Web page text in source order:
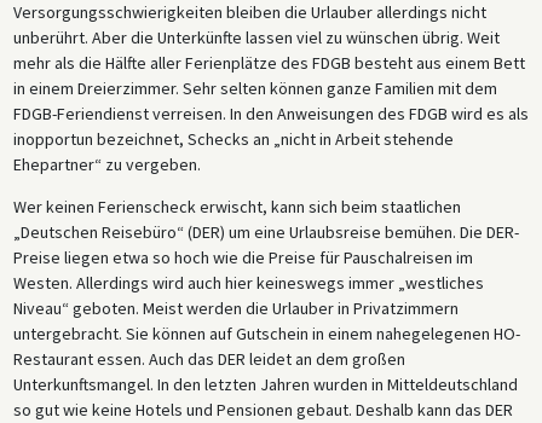
Versorgungsschwierigkeiten bleiben die Urlauber allerdings nicht
unberührt. Aber die Unterkünfte lassen viel zu wünschen übrig. Weit
mehr als die Hälfte aller Ferienplätze des FDGB besteht aus einem Bett
in einem Dreierzimmer. Sehr selten können ganze Familien mit dem
FDGB-Feriendienst verreisen. In den Anweisungen des FDGB wird es als
inopportun bezeichnet, Schecks an „nicht in Arbeit stehende
Ehepartner“ zu vergeben.
Wer keinen Ferienscheck erwischt, kann sich beim staatlichen
„Deutschen Reisebüro“ (DER) um eine Urlaubsreise bemühen. Die DER-
Preise liegen etwa so hoch wie die Preise für Pauschalreisen im
Westen. Allerdings wird auch hier keineswegs immer „westliches
Niveau“ geboten. Meist werden die Urlauber in Privatzimmern
untergebracht. Sie können auf Gutschein in einem nahegelegenen HO-
Restaurant essen. Auch das DER leidet an dem großen
Unterkunftsmangel. In den letzten Jahren wurden in Mitteldeutschland
so gut wie keine Hotels und Pensionen gebaut. Deshalb kann das DER